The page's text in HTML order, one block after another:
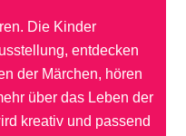
Die Kinder
entdecken
der Märchen, hören
über das Leben der
kreativ und passend